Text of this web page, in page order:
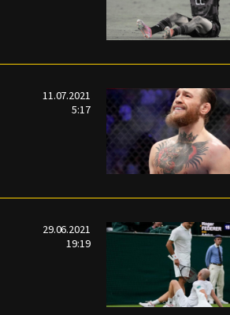
11.07.2021
5:17
29.06.2021
19:19